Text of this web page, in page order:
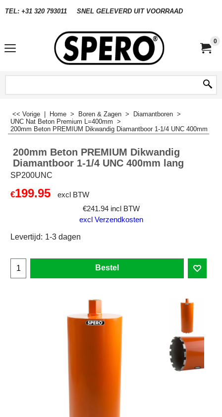
TEL: +31 320 793011 SNEL GELEVERD UIT VOORRAAD
0
<< Vorige Home > Boren & Zagen > Diamantboren >
UNC Nat Beton Premium L=400mm >
200mm Beton PREMIUM Dikwandig Diamantboor 1-1/4 UNC 400mm lang
200mm Beton PREMIUM Dikwandig
Diamantboor 1-1/4 UNC 400mm lang
SP200UNC
€199.95
excl BTW
€241.94 incl BTW
excl Verzendkosten
Levertijd: 1-3 dagen
Bestel